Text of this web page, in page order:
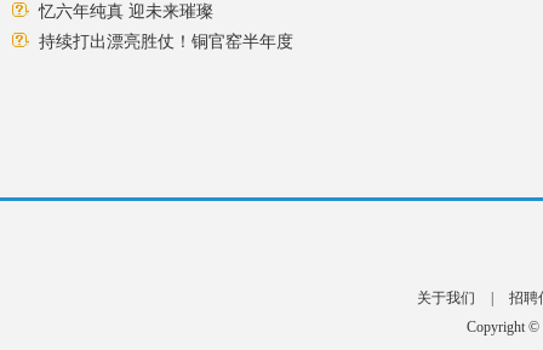
忆六年纯真 迎未来璀璨
持续打出漂亮胜仗！铜官窑半年度
关于我们
招聘
Copyright ©